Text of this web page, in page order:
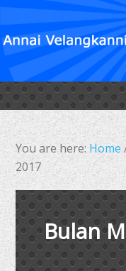
You are here: Home
2017
Bulan